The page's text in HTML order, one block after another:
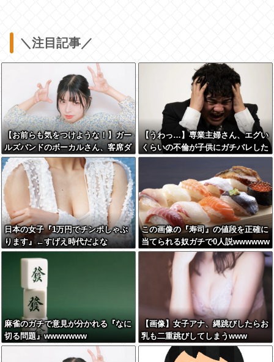
＼注目記事／
【お前らも気をつけような！】ガー
ルズバンドのボーカルさん、客席ダ
イブした結果『こう』なってしまい
お気持ち表明してしまう…
【うわっ…】専業主婦さん、エグい
くらいの不倫が子供にガチバレした
結果…
日本の女子『1万円でチンポしゃぶ
ります』←すげえ時代だよな
この画像の『寿司』の値段を正確に
当てられる奴ガチで0人説wwwwww
麻雀のガチで意見が分かれる『なに
切る問題』wwwwwww
【画像】女子アナ、縄跳びしたらお
乳も二重跳びしてしまうwww